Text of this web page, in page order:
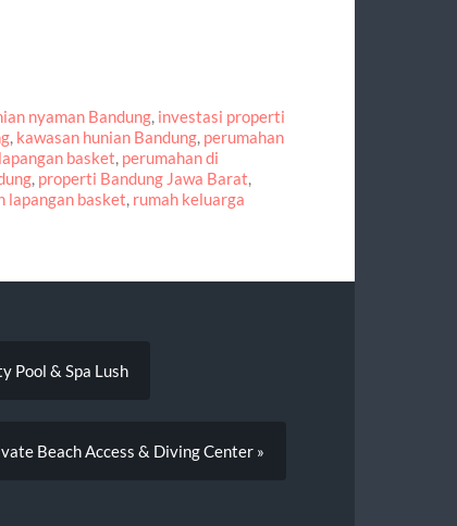
nyaman Bandung, investasi properti
, kawasan hunian Bandung, perumahan
basket, perumahan di
, properti Bandung Jawa Barat,
lapangan basket, rumah keluarga
Pool & Spa Lush
Beach Access & Diving Center »